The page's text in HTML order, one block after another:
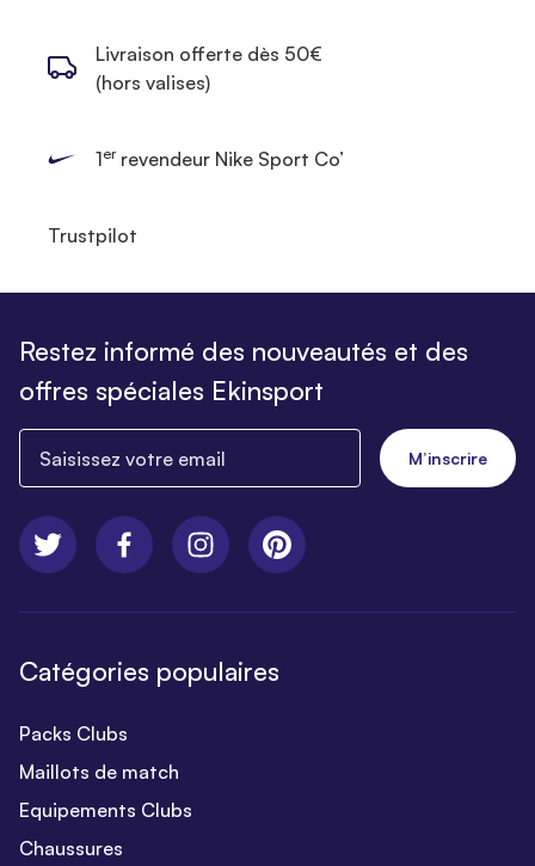
Livraison offerte dès 50€
(hors valises)
1errevendeur Nike Sport Co’
Trustpilot
Restez informé des nouveautés et des
offres spéciales Ekinsport
M’inscrire
Catégories populaires
Packs Clubs
Maillots de match
Equipements Clubs
Chaussures